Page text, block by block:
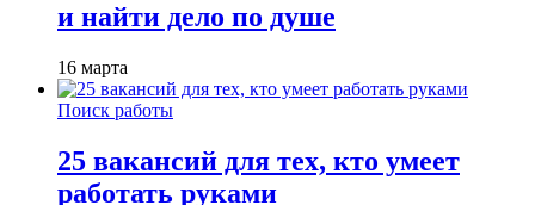
и найти дело по душе
16 марта
Поиск работы
25 вакансий для тех, кто умеет
работать руками